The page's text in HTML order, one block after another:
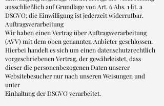
ausschließlich auf Grundlage von Art. 6 Abs. 1 lit. a
DSGVO; die Einwilligung ist jederzeit widerrufbar.
Auftragsverarbeitung
Wir haben einen Vertrag über Auftragsverarbeitung
(AVV) mit dem oben genannten Anbieter geschlossen.
Hierbei handelt es sich um einen datenschutzrechtlich
vorgeschriebenen Vertrag, der gewährleistet, dass
dieser die personenbezogenen Daten unserer
Websitebesucher nur nach unseren Weisungen und
unter
Einhaltung der DSGVO verarbeitet.